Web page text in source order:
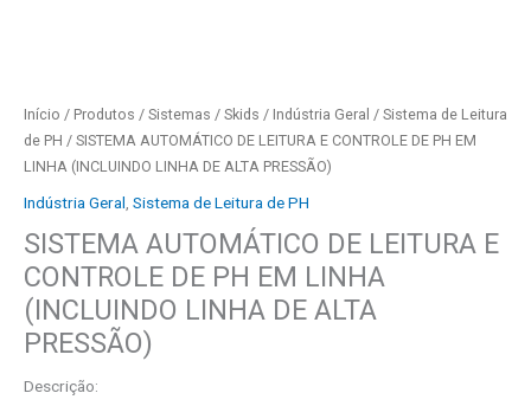
Início / Produtos / Sistemas / Skids / Indústria Geral / Sistema de Leitura
de PH / SISTEMA AUTOMÁTICO DE LEITURA E CONTROLE DE PH EM
LINHA (INCLUINDO LINHA DE ALTA PRESSÃO)
Indústria Geral Sistema de Leitura de PH
SISTEMA AUTOMÁTICO DE LEITURA E
CONTROLE DE PH EM LINHA
(INCLUINDO LINHA DE ALTA
PRESSÃO)
Descrição: